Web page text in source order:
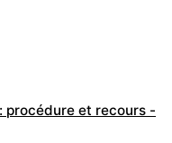
procédure et recours -